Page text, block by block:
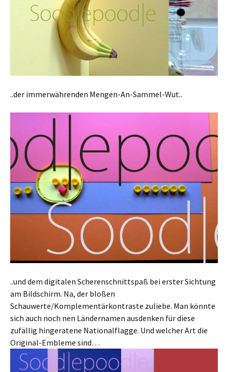
..der immerwährenden Mengen-An-Sammel-Wut..
..und dem digitalen Scherenschnittspaß bei erster Sichtung
am Bildschirm. Na, der bloßen
Schauwerte/Komplementärkontraste zuliebe. Man könnte
sich auch noch nen Ländernamen ausdenken für diese
zufällig hingeratene Nationalflagge. Und welcher Art die
Original-Embleme sind…